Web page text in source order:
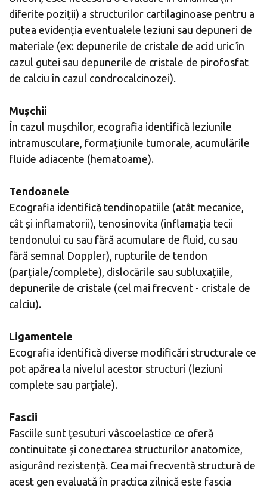
diferite poziții) a structurilor cartilaginoase pentru a
putea evidenția eventualele leziuni sau depuneri de
materiale (ex: depunerile de cristale de acid uric în
cazul gutei sau depunerile de cristale de pirofosfat
de calciu în cazul condrocalcinozei).
Mușchii
În cazul mușchilor, ecografia identifică leziunile
intramusculare, formațiunile tumorale, acumulările
fluide adiacente (hematoame).
Tendoanele
Ecografia identifică tendinopatiile (atât mecanice,
cât și inflamatorii), tenosinovita (inflamația tecii
tendonului cu sau fără acumulare de fluid, cu sau
fără semnal Doppler), rupturile de tendon
(parțiale/complete), dislocările sau subluxațiile,
depunerile de cristale (cel mai frecvent - cristale de
calciu).
Ligamentele
Ecografia identifică diverse modificări structurale ce
pot apărea la nivelul acestor structuri (leziuni
complete sau parțiale).
Fascii
Fasciile sunt țesuturi vâscoelastice ce oferă
continuitate și conectarea structurilor anatomice,
asigurând rezistență. Cea mai frecventă structură de
acest gen evaluată în practica zilnică este fascia